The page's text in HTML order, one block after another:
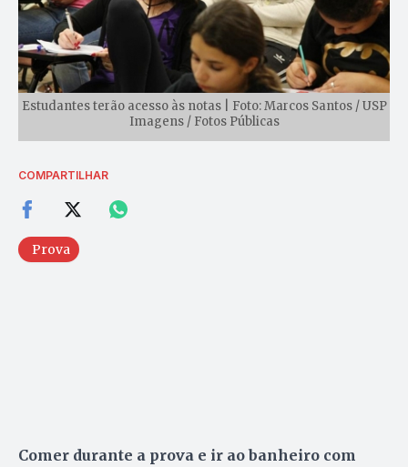
Estudantes terão acesso às notas | Foto: Marcos Santos / USP
Imagens / Fotos Públicas
COMPARTILHAR
Prova
Comer durante a prova e ir ao banheiro com